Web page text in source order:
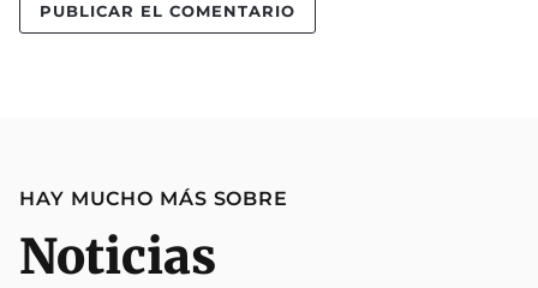
HAY MUCHO MÁS SOBRE
Noticias